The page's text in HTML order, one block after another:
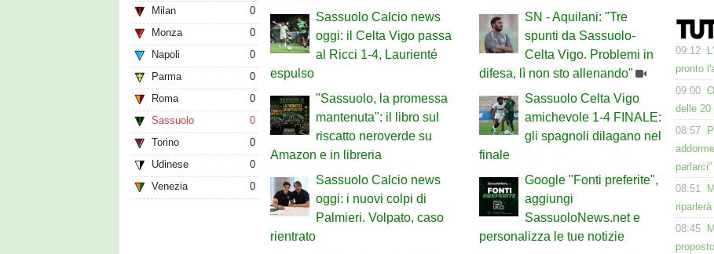
Milan
0
Monza
0
Napoli
0
Parma
0
Roma
0
Sassuolo
0
Torino
0
Udinese
0
Venezia
0
Sassuolo Calcio news
oggi: il Celta Vigo passa
al Ricci 1-4, Laurienté
espulso
SN - Aquilani: "Tre
spunti da Sassuolo-
Celta Vigo. Problemi in
difesa, lì non sto allenando"
"Sassuolo, la promessa
mantenuta": il libro sul
riscatto neroverde su
Amazon e in libreria
Sassuolo Celta Vigo
amichevole 1-4 FINALE:
gli spagnoli dilagano nel
finale
Sassuolo Calcio news
oggi: i nuovi colpi di
Palmieri. Volpato, caso
rientrato
Google "Fonti preferite",
aggiungi
SassuoloNews.net e
personalizza le tue notizie
09:12
pronto
09:00
delle 20
08:57
parlarci"
08:51
08:45